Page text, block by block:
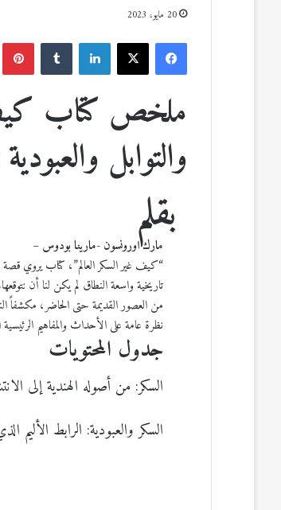
20 مايو، 2023
ي
ب
و
ك
ي
ن
ك
إ
ن
T
m
l
r
ملخص كتاب كيف
والتوابل
بقلم
مارك اورونسون -مارينا بودوس –
“كيف غير السكر العالم”، كتاب يروي قصة
تاريخية واسعة النطاق لم يكن لنا أن
من العصور القديمة حتى الحاضر، مكشفاً
نظرة عامة على الأحداث والمفاهيم
جدول المحتويات
السكر: من أصوله الهندية إلى
السكر والعبودية: الرابط